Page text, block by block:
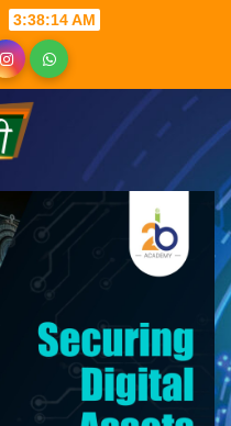
3:38:15 AM